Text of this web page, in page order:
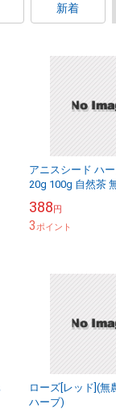
新着
アニスシード ハ
20g 100g 自然茶
イハーブ 業務用
理
388円
3ポイント
ローズ[レッド](無
ハーブ)